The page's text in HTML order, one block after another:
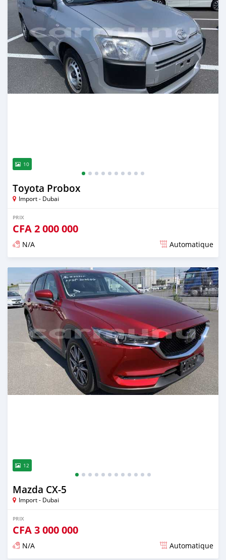
10
Toyota Probox
Import - Dubai
PRIX
CFA2 000 000
N/A Automatique
Publié il y a plus de 2 ans
12
Mazda CX-5
Import - Dubai
PRIX
CFA3 000 000
N/A Automatique